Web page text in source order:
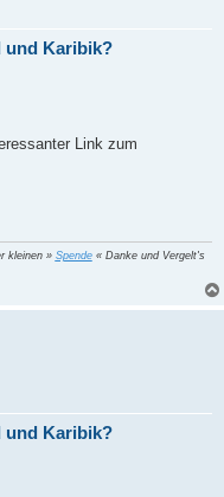
und Karibik?
Link zum
kleinen » Spende« Danke und Vergelt's
und Karibik?